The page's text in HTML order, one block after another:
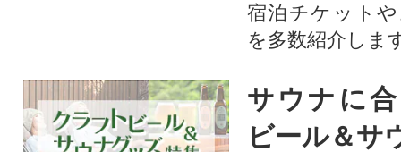
宿泊チケット
を多数紹介しま
サウナに
ビール＆サ